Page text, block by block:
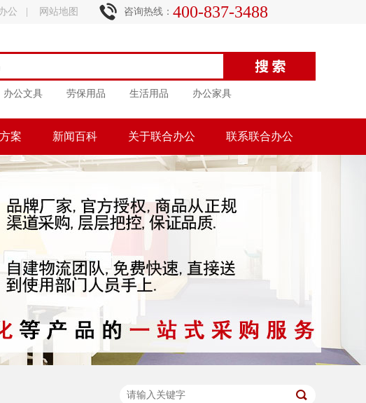
公 网站地图 咨询热线： 400-837-3488
办公文具 劳保用品 生活用品 办公家具
案 新闻百科 关于联合办公 联系联合办公